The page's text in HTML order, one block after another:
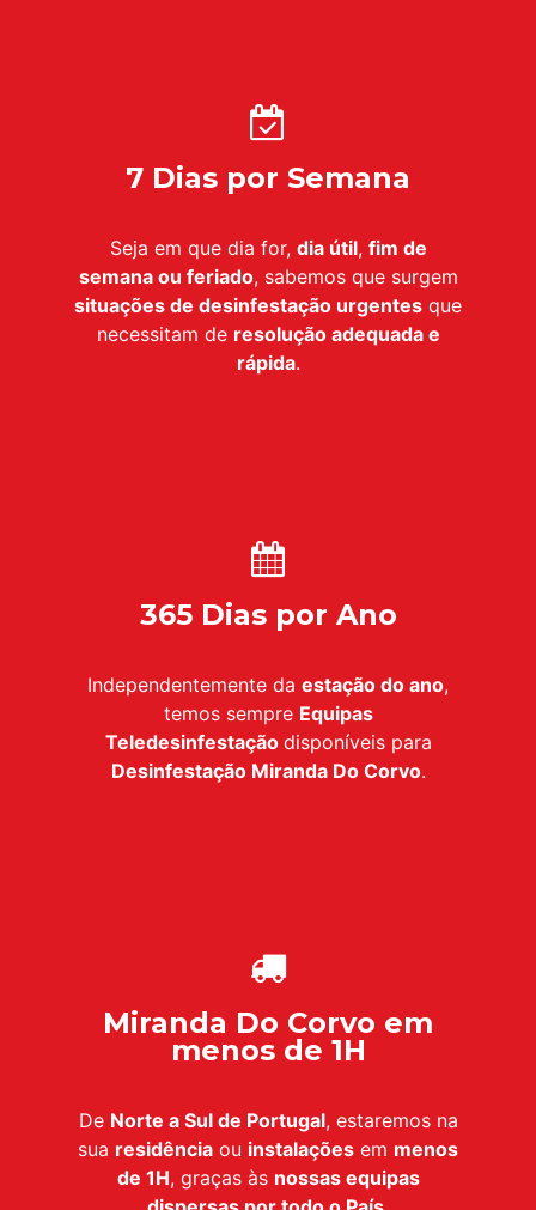
7 Dias por Semana
Seja em que dia for, dia útil, fim de
semana ou feriado, sabemos que surgem
situações de desinfestação urgentes que
necessitam de resolução adequada e
rápida.
365 Dias por Ano
Independentemente da estação do ano,
temos sempre Equipas
Teledesinfestação disponíveis para
DesinfestaçãoMiranda Do Corvo.
Miranda Do Corvo em
menos de 1H
De Norte a Sul de Portugal, estaremos na
sua residência ou instalações em menos
de 1H, graças às nossas equipas